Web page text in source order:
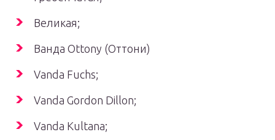
Великая;
Ванда Ottony (Оттони)
Vanda Fuchs;
Vanda Gordon Dillon;
Vanda Kultana;